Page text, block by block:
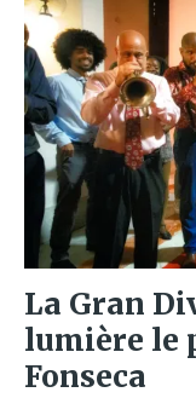
La Gran
lumière le
Fonseca